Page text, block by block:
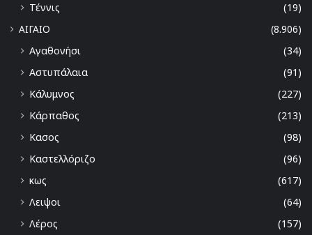
Τέννις
(19)
ΑΙΓΑΙΟ
(8.906)
Αγαθονήσι
(34)
Αστυπάλαια
(91)
Κάλυμνος
(227)
Κάρπαθος
(213)
Κασος
(98)
Καστελλόριζο
(96)
κως
(617)
Λειψοι
(64)
Λέρος
(157)